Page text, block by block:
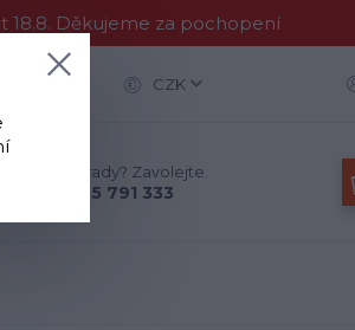
18.8. Děkujeme za pochopení
CZK
Nevíte si rady? Zavolejte.
+420 775 791 333